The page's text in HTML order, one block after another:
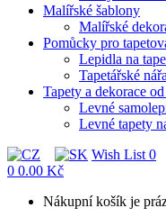
Malířské šablony
Malířské
Pomůcky pro
Lepidla na
Tapetářské
Tapety a dekorace
Levné
Levné tapety
Wish List 0
0 0.00 Kč
Nákupní košík je